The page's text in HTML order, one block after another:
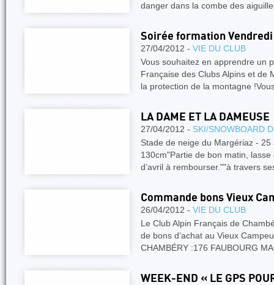
danger dans la combe des
Soirée formation
27/04/2012 - VIE DU CLUB
Vous souhaitez en apprendre un
Française des Clubs Alpins et de
la protection de la montagne
LA DAME ET LA DAMEUSE
27/04/2012 - SKI/SNOWBOARD
Stade de neige du Margériaz -
130cm"Partie de bon matin, lasse
d’avril à rembourser.""à travers
Commande bons Vieux
26/04/2012 - VIE DU CLUB
Le Club Alpin Français de
de bons d’achat au Vieux
CHAMBÉRY :176 FAUBOURG
WEEK-END « LE GPS